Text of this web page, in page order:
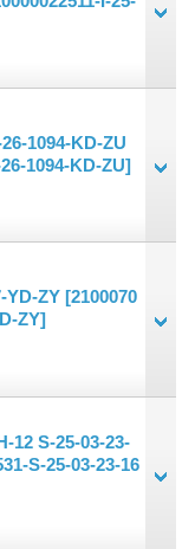
1094-KD-ZU
1094-KD-ZU]
YD-ZY [2100070
ZY]
12 S-25-03-23-
S-25-03-23-16